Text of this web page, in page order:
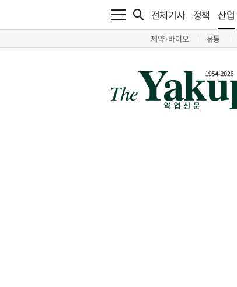
전체기사 정책 산업
제약·바이오 유통